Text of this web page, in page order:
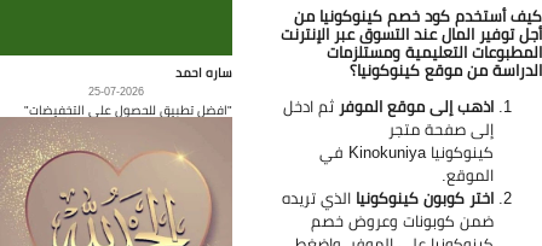
أستخدم كود خصم كينوكونيا من
توفير المال عند التسوق عبر الإنترنت
التعليمية ومستلزمات
من موقع كينوكونيا؟
اذهب إلى موقع الموفرثم ادخل
إلى صفحة متجر
كينوكونيا Kinokuniya في
الموقع.
اختر كوبون كينوكونياالذي تريده
ضمن كوبونات وعروض خصم
ساره احمد
25-07-2026
"افضل تطبيق للحصول على التخفيضات"